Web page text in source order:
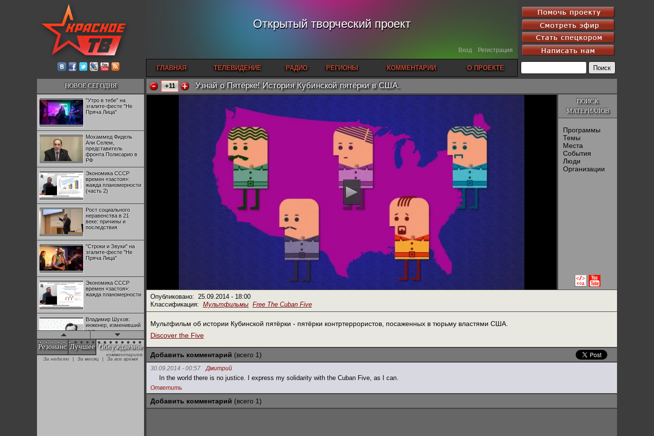
Открытый творческий проект
Вход Регистрация
ГЛАВНАЯ ТЕЛЕВИДЕНИЕ РАДИО РЕГИОНЫ КОММЕНТАРИИ О ПРОЕКТЕ
НОВОЕ СЕГОДНЯ
"Утро в тебе" на
эгалите-фесте "Не
Пряча Лица"
Мохаммед Фидель
Али Селем,
представитель
фронта Полисарио в
РФ
Экономика СССР
времен «застоя»:
жажда планомерности
(часть 2)
Рост социального
неравенства в 21
веке: причины и
последствия
"Строки и Звуки" на
эгалите-фесте "Не
Пряча Лица"
Экономика СССР
времен «застоя»:
жажда планомерности
Владимир Шухов:
инженер, изменивший
мир
"Аркадий Коц" на
эгалите-фесте "Не
Резонанс Лучшее Обсуждаемое
комментариев:
За неделю
| За месяц | За все время
+11 Узнай о Пятёрке! История Кубинской пятёрки в США.
ПОИСК
МАТЕРИАЛОВ
Программы
Темы
Места
События
Люди
Организации
Опубликовано: 25.09.2014 - 18:00
Классификация: Мультфильмы Free The Cuban Five
Мультфильм об истории Кубинской пятёрки - пятёрки контртеррористов, посаженных в тюрьму властями США.
Discover the Five
Добавить комментарий (всего 1)
30.09.2014 - 00:57 Дмитрий
In the world there is no justice. I express my solidarity with the Cuban Five, as I can.
Ответить
Добавить комментарий (всего 1)